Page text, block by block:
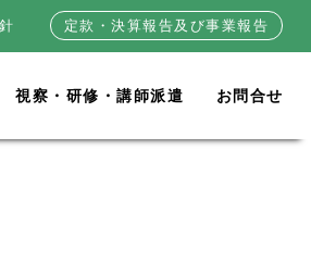
定款・決算報告及び事業報告
視察・研修・講師派遣 お問合せ